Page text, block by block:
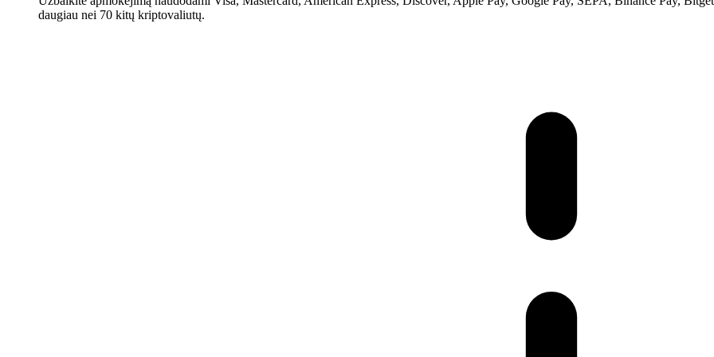
daugiau nei 70 kitų kriptovaliutų.